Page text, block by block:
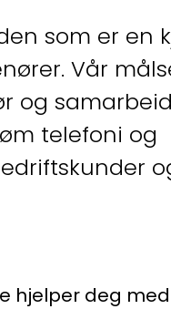
som er en
Vår
og
telefoni og
hjelper deg